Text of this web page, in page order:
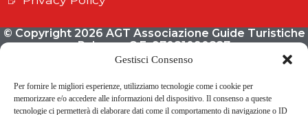
Gestisci Consenso
Per fornire le migliori esperienze, utilizziamo tecnologie come i cookie per
memorizzare e/o accedere alle informazioni del dispositivo. Il consenso a queste
tecnologie ci permetterà di elaborare dati come il comportamento di navigazione o ID
© Copyright 2026 AGT Associazione Guide Turistiche
Palermo C.F. 97081090827